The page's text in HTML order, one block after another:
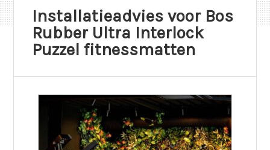
Installatieadvies voor Bos
Rubber Ultra Interlock
Puzzel fitnessmatten